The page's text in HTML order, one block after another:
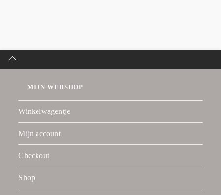
MIJN WEBSHOP
Winkelwagentje
Mijn account
Checkout
Shop